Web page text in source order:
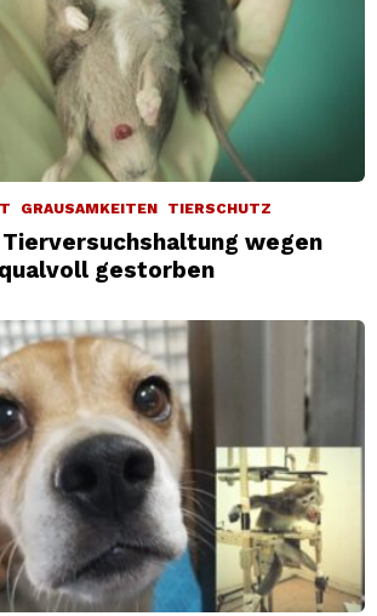
GRAUSAMKEITEN TIERSCHUTZ
Tierversuchshaltung wegen
gestorben